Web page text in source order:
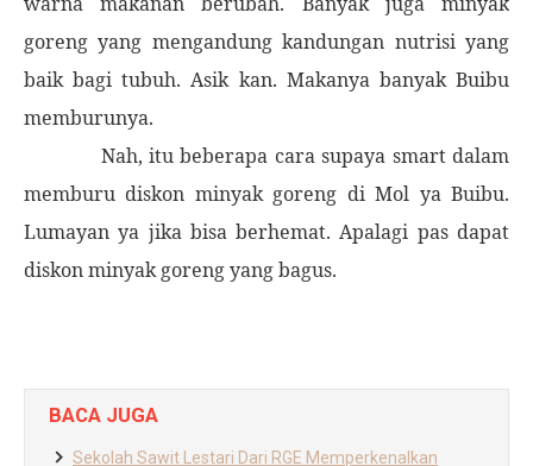
goreng yang mengandung kandungan nutrisi yang
baik bagi tubuh. Asik kan. Makanya banyak Buibu
memburunya.
Nah, itu beberapa cara supaya smart dalam
memburu diskon minyak goreng di Mol ya Buibu.
Lumayan ya jika bisa berhemat. Apalagi pas dapat
diskon minyak goreng yang bagus.
BACA JUGA
Sekolah Sawit Lestari Dari RGE Memperkenalkan